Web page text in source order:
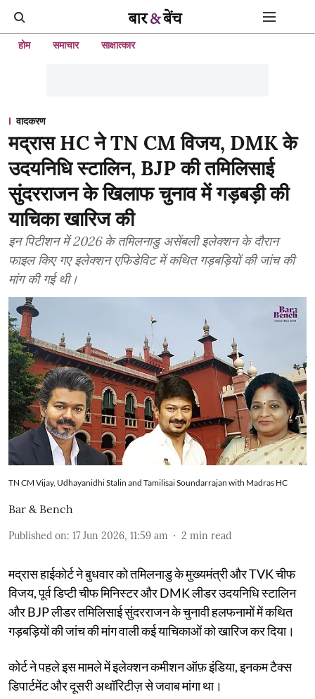
होम समाचार साक्षात्कार
वादकरण
मद्रास HC ने TN CM विजय, DMK के
उदयनिधि स्टालिन, BJP की तमिलिसाई
सुंदरराजन के खिलाफ चुनाव में गड़बड़ी की
याचिका खारिज की
इन पिटीशन में 2026 के तमिलनाडु असेंबली इलेक्शन के दौरान
फाइल किए गए इलेक्शन एफिडेविट में कथित गड़बड़ियों की जांच की
मांग की गई थी।
TN CM Vijay, Udhayanidhi Stalin and Tamilisai Soundarrajan with Madras HC
Bar & Bench
Published on: 17 Jun 2026, 11:59 am 2 min read
मद्रास हाईकोर्ट ने बुधवार को तमिलनाडु के मुख्यमंत्री और TVK चीफ
विजय, पूर्व डिप्टी चीफ मिनिस्टर और DMK लीडर उदयनिधि स्टालिन
और BJP लीडर तमिलिसाई सुंदरराजन के चुनावी हलफनामों में कथित
गड़बड़ियों की जांच की मांग वाली कई याचिकाओं को खारिज कर दिया।
कोर्ट ने पहले इस मामले में इलेक्शन कमीशन ऑफ़ इंडिया, इनकम टैक्स
डिपार्टमेंट और दूसरी अथॉरिटीज़ से जवाब मांगा था।